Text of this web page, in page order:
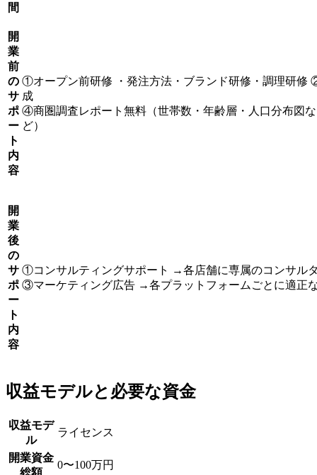
間
開
業
前
の
サ
ポ
ー
ト
内
容
①オープン前研修 ・発注方法・ブランド研修・調理研修
④商圏調査レポート無料（世帯数・年齢層・人口分布図な
ど） ⑤フ
開
業
後
の
サ
ポ
ー
ト
内
容
①コンサルティングサポート →各店舗に専属のコンサル
③マーケティング広告 →各プラットフォームごとに適正
収益モデルと必要な資金
収益モデ
ル
ライセンス
開業資金
0〜100万円